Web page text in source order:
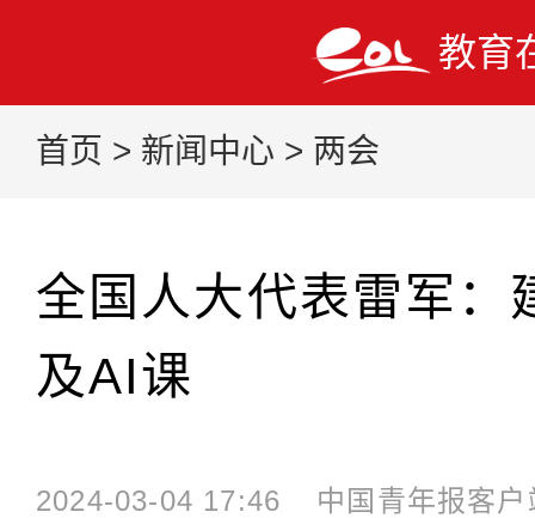
教育
首页 > 新闻中心 > 两会
全国人大代表雷军：
及AI课
2024-03-04 17:46 中国青年报客户